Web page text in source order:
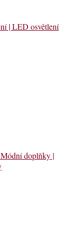
| LED osvětlení
doplňky |